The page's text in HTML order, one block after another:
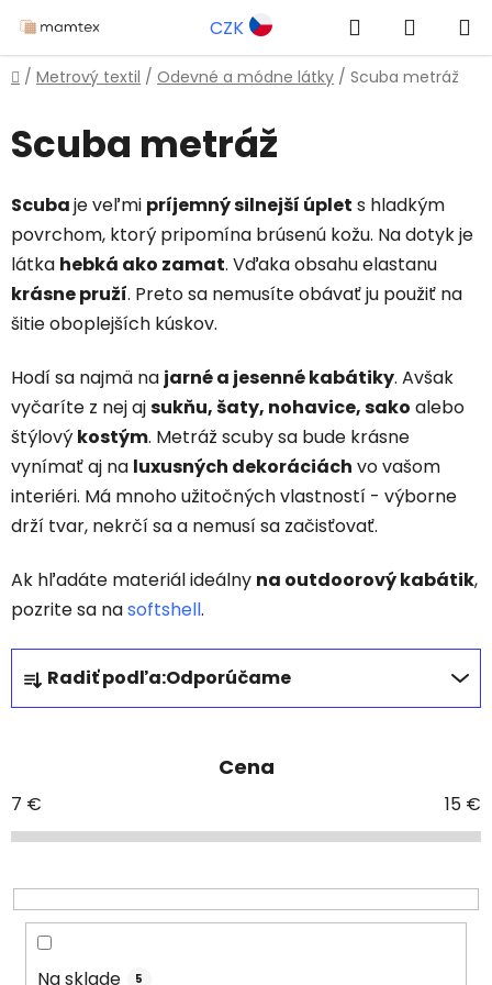
na
obsah
CZK Hľadať
KOŠÍK
Domov
/ Metrový textil / Odevné a módne látky / Scuba metráž
Scuba metráž
Scubaje veľmi príjemný silnejší úplet s hladkým
povrchom, ktorý pripomína brúsenú kožu. Na dotyk je
látka hebká ako zamat. Vďaka obsahu elastanu
krásne pruží. Preto sa nemusíte obávať ju použiť na
šitie oboplejších kúskov.
Hodí sa najmä na jarné a jesenné kabátiky. Avšak
vyčaríte z nej ajsukňu, šaty, nohavice, sako alebo
štýlový kostým. Metráž scuby sa bude krásne
vynímať aj na luxusných dekoráciách vo vašom
interiéri. Má mnoho užitočných vlastností - výborne
drží tvar, nekrčí sa a nemusí sa začisťovať.
Ak hľadáte materiál ideálny na outdoorový kabátik,
pozrite sa nasoftshell.
R
a
d
i
e
r
o
Radiť podľa:Odporúčame
Cena
7 € 15 €
Na sklade 5